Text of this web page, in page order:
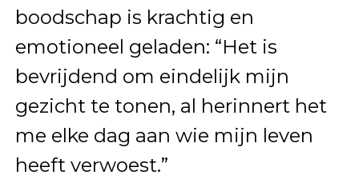
boodschap is krachtig en
emotioneel geladen: “Het is
bevrijdend om eindelijk mijn
gezicht te tonen, al herinnert het
me elke dag aan wie mijn leven
heeft verwoest.”